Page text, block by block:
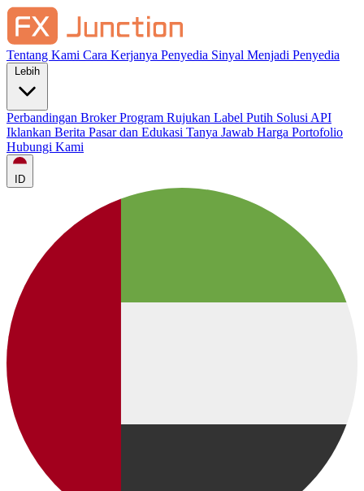
Tentang Kami Cara Kerjanya Penyedia Sinyal Menjadi Penyedia
Perbandingan BrokerProgram Rujukan Label Putih Solusi API
Iklankan Berita Pasar dan Edukasi Tanya Jawab Harga Portofolio
Hubungi Kami
ID